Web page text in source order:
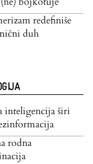
redefiniše
duh
inteligencija širi
rodna